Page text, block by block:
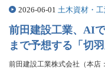
2026-06-01 土木資材・
前田建設工業、AI
まで予想する「切
前田建設工業株式会社（本店